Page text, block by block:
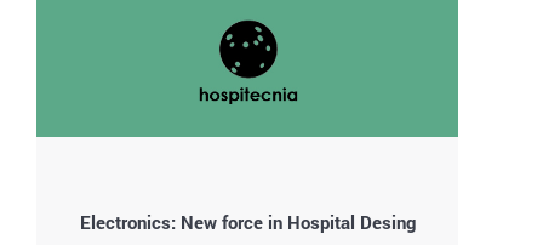
Electronics: New force in Hospital Desing